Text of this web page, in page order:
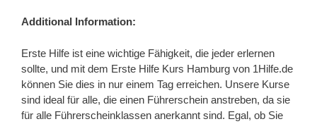
Additional Information:
Erste Hilfe ist eine wichtige Fähigkeit, die jeder erlernen
sollte, und mit dem Erste Hilfe Kurs Hamburg von 1Hilfe.de
können Sie dies in nur einem Tag erreichen. Unsere Kurse
sind ideal für alle, die einen Führerschein anstreben, da sie
für alle Führerscheinklassen anerkannt sind. Egal, ob Sie